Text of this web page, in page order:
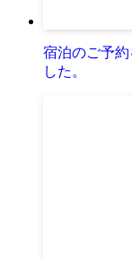
宿泊のご予
した。